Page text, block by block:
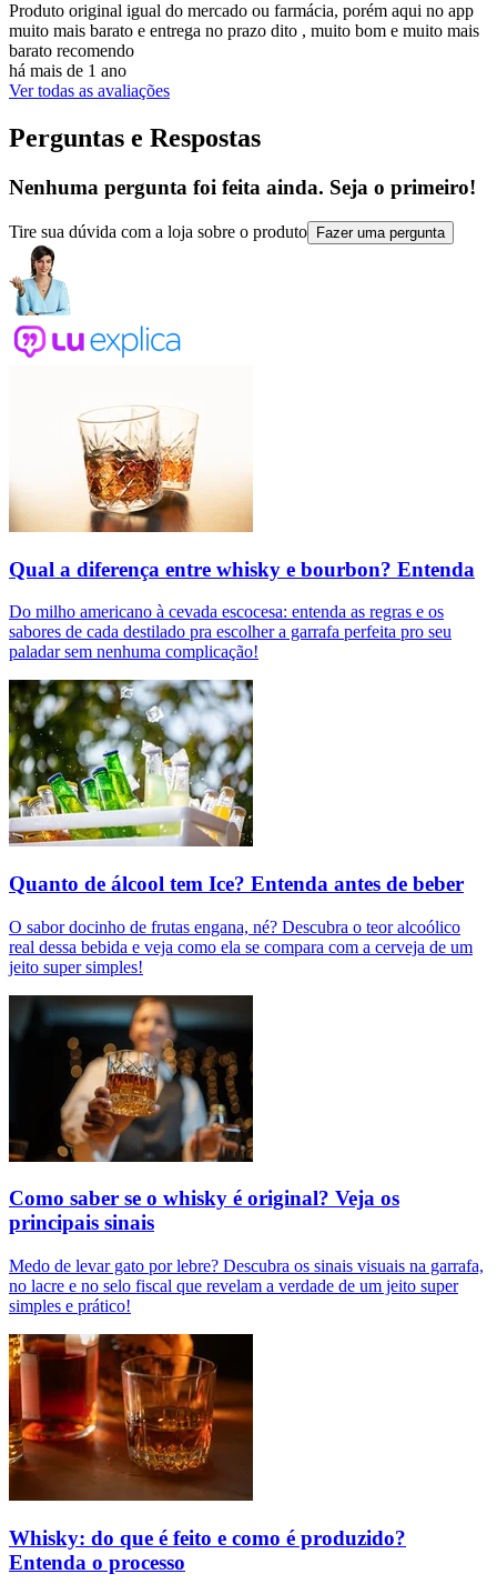
Produto original igual do mercado ou farmácia, porém aqui no app
muito mais barato e entrega no prazo dito , muito bom e muito mais
barato recomendo
há mais de 1 ano
Ver todas as avaliações
Perguntas e Respostas
Nenhuma pergunta foi feita ainda. Seja o primeiro!
Tire sua dúvida com a loja sobre o produto Fazer uma pergunta
Qual a diferença entre whisky e bourbon? Entenda
Do milho americano à cevada escocesa: entenda as regras e os
sabores de cada destilado pra escolher a garrafa perfeita pro seu
paladar sem nenhuma complicação!
Quanto de álcool tem Ice? Entenda antes de beber
O sabor docinho de frutas engana, né? Descubra o teor alcoólico
real dessa bebida e veja como ela se compara com a cerveja de um
jeito super simples!
Como saber se o whisky é original? Veja os
principais sinais
Medo de levar gato por lebre? Descubra os sinais visuais na garrafa,
no lacre e no selo fiscal que revelam a verdade de um jeito super
simples e prático!
Whisky: do que é feito e como é produzido?
Entenda o processo